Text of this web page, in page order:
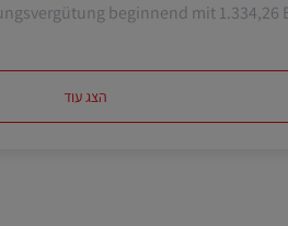
beginnend mit 1.334,26
הצג עוד